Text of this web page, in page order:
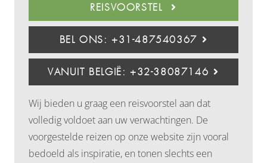
REISVOORSTEL
BEL ONS: +31-487540367
VANUIT BELGIË: +32-38087146
Wij bieden u graag een reisvoorstel aan dat
volledig voldoet aan uw verwachtingen. De
voorgestelde reizen op onze website zijn vooral
bedoeld als inspiratie, en tonen slechts een